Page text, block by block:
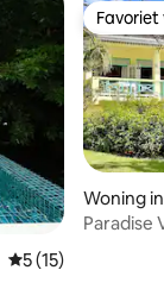
Gemiddelde
5 (15)
Woning
Paradise